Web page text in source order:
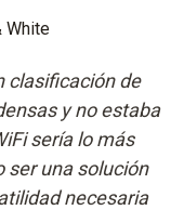
White
clasificación de
y no estaba
sería lo más
ser una solución
necesaria